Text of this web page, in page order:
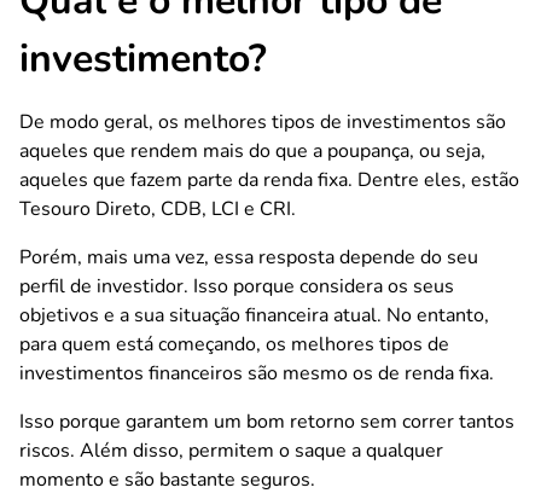
investimento?
De modo geral, os melhores tipos de investimentos são
aqueles que rendem mais do que a poupança, ou seja,
aqueles que fazem parte da renda fixa. Dentre eles, estão
Tesouro Direto, CDB, LCI e CRI.
Porém, mais uma vez, essa resposta depende do seu
perfil de investidor. Isso porque considera os seus
objetivos e a sua situação financeira atual. No entanto,
para quem está começando, os melhores tipos de
investimentos financeiros são mesmo os de renda fixa.
Isso porque garantem um bom retorno sem correr tantos
riscos. Além disso, permitem o saque a qualquer
momento e são bastante seguros.